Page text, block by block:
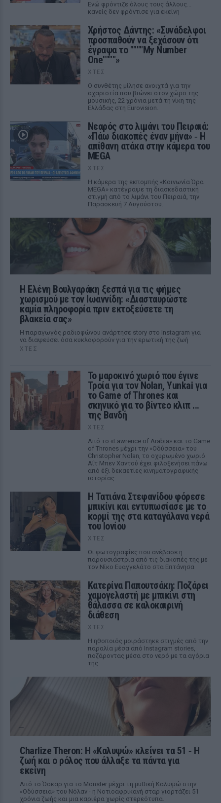
Ενώ φρόντιζε όλους τους άλλους...
κανείς δεν φρόντισε για εκείνη
Χρήστος Δάντης: «Συνάδελφοι
προσπαθούν να ξεχάσουν ότι
έγραψα το """"My Number
One""""»
ΧΤΕΣ
Ο συνθέτης μίλησε ανοιχτά για την
αχαριστία που βιώνει στον χώρο της
μουσικής, 22 χρόνια μετά τη νίκη της
Ελλάδας στη Eurovision.
Νεαρός στο λιμάνι του Πειραιά:
«Πάω διακοπές έναν μήνα» ‑ Η
απίθανη ατάκα στην κάμερα του
MEGA
ΧΤΕΣ
Η κάμερα της εκπομπής «Κοινωνία Ώρα
MEGA» κατέγραψε τη διασκεδαστική
στιγμή από το λιμάνι του Πειραιά, την
Παρασκευή 7 Αυγούστου.
Η Ελένη Βουλγαράκη ξεσπά για τις φήμες
χωρισμού με τον Ιωαννίδη: «Διασταυρώστε
καμία πληροφορία πριν εκτοξεύσετε τη
βλακεία σας»
Η παραγωγός ραδιοφώνου ανάρτησε story στο Instagram για
να διαψεύσει όσα κυκλοφορούν για την ερωτική της ζωή
ΧΤΕΣ
Το μαροκινό χωριό που έγινε
Τροία για τον Nolan, Yunkai για
το Game of Thrones και
σκηνικό για το βίντεο κλιπ ...
της Βανδή
ΧΤΕΣ
Από το «Lawrence of Arabia» και το Game
of Thrones μέχρι την «Οδύσσεια» του
Christopher Nolan, το οχυρωμένο χωριό
Αΐτ Μπεν Χαντού έχει φιλοξενήσει πάνω
από έξι δεκαετίες κινηματογραφικής
ιστορίας
Η Τατιάνα Στεφανίδου φόρεσε
μπικίνι και εντυπωσίασε με το
κορμί της στα καταγάλανα νερά
του Ιονίου
ΧΤΕΣ
Οι φωτογραφίες που ανέβασε η
παρουσιάστρια από τις διακοπές της με
τον Νίκο Ευαγγελάτο στα Επτάνησα
Κατερίνα Παπουτσάκη: Ποζάρει
χαμογελαστή με μπικίνι στη
θάλασσα σε καλοκαιρινή
διάθεση
ΧΤΕΣ
Η ηθοποιός μοιράστηκε στιγμές από την
παραλία μέσα από Instagram stories,
ποζάροντας μέσα στο νερό με τα αγόρια
της
Charlize Theron: Η «Καλυψώ» κλείνει τα 51 ‑ H
ζωή και ο ρόλος που άλλαξε τα πάντα για
εκείνη
Από το Όσκαρ για το Monster μέχρι τη μυθική Καλυψώ στην
«Οδύσσεια» του Νόλαν - η Νοτιοαφρικανή σταρ γιορτάζει 51
χρόνια ζωής και μια καριέρα χωρίς στερεότυπα.